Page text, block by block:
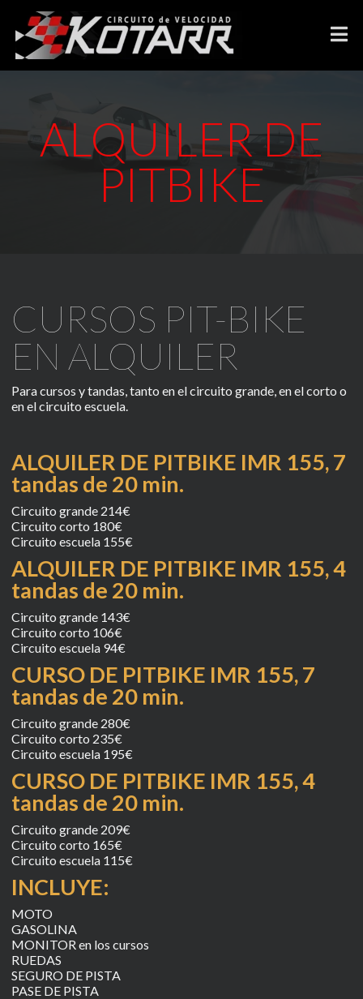
ALQUILER DE
PITBIKE
CURSOS PIT-BIKE
EN ALQUILER
Para cursos y tandas, tanto en el circuito grande, en el corto o
en el circuito escuela.
ALQUILER DE PITBIKE IMR 155, 7
tandas de 20 min.
Circuito grande 214€
Circuito corto 180€
Circuito escuela 155€
ALQUILER DE PITBIKE IMR 155, 4
tandas de 20 min.
Circuito grande 143€
Circuito corto 106€
Circuito escuela 94€
CURSO DE PITBIKE IMR 155, 7
tandas de 20 min.
Circuito grande 280€
Circuito corto 235€
Circuito escuela 195€
CURSO DE PITBIKE IMR 155, 4
tandas de 20 min.
Circuito grande 209€
Circuito corto 165€
Circuito escuela 115€
INCLUYE:
MOTO
GASOLINA
MONITOR en los cursos
RUEDAS
SEGURO DE PISTA
PASE DE PISTA